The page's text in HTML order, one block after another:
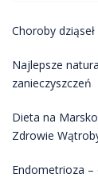
Choroby
Najlepsze
zanieczyszczeń
Dieta na
Zdrowie
Endometrioza